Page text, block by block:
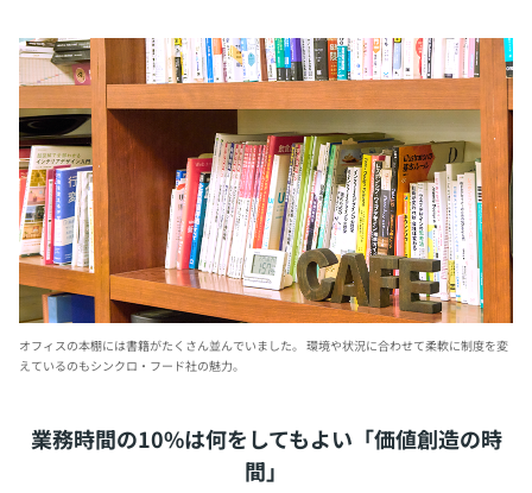
オフィスの本棚には書籍がたくさん並んでいました。 環境や状況に合わせて柔軟に制度を変
えているのもシンクロ・フード社の魅力。
業務時間の10%は何をしてもよい「価値創造の時
間」